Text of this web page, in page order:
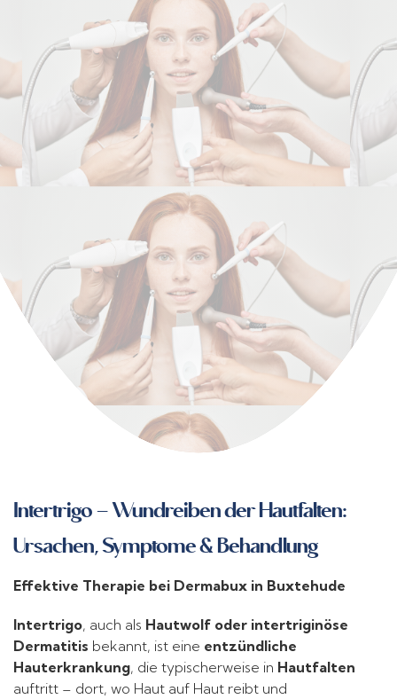
Intertrigo – Wundreiben der Hautfalten:
Ursachen, Symptome & Behandlung
Effektive Therapie bei Dermabux in Buxtehude
Intertrigo, auch als Hautwolf oder intertriginöse
Dermatitis bekannt, ist eine entzündliche
Hauterkrankung, die typischerweise in Hautfalten
auftritt – dort, wo Haut auf Haut reibt und